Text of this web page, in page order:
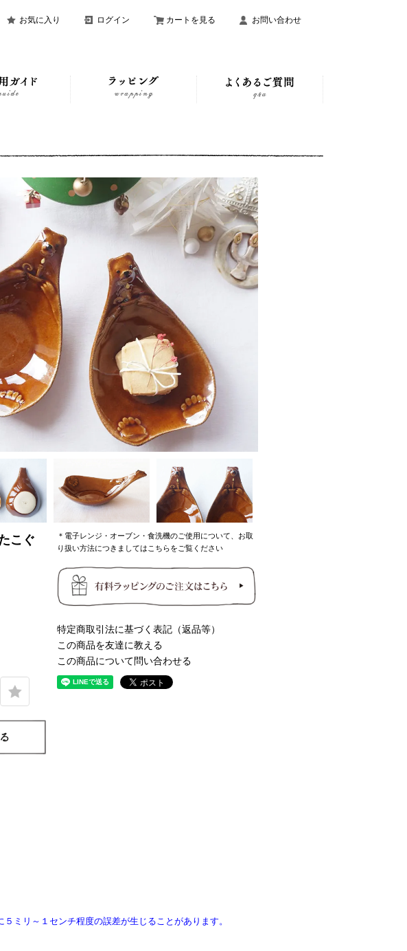
お気に入り ログイン カートを見る お問い合わせ
こぐ
＊電子レンジ・オーブン・食洗機のご使用について、お取
り扱い方法につきましてはこちらをご覧ください
特定商取引法に基づく表記（返品等）
この商品を友達に教える
この商品について問い合わせる
ミリ～１センチ程度の誤差が生じることがあります。